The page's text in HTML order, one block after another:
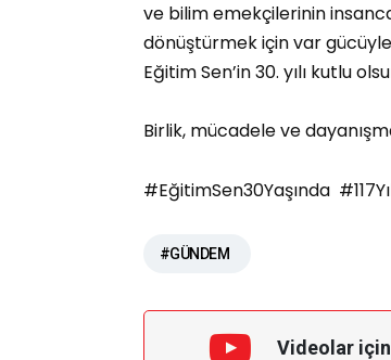
ve bilim emekçilerinin
dönüştürmek için var
Eğitim Sen’in 30. yılı kutlu
Birlik, mücadele ve
#EğitimSen30Yaşında
#GÜNDEM
Videolar için